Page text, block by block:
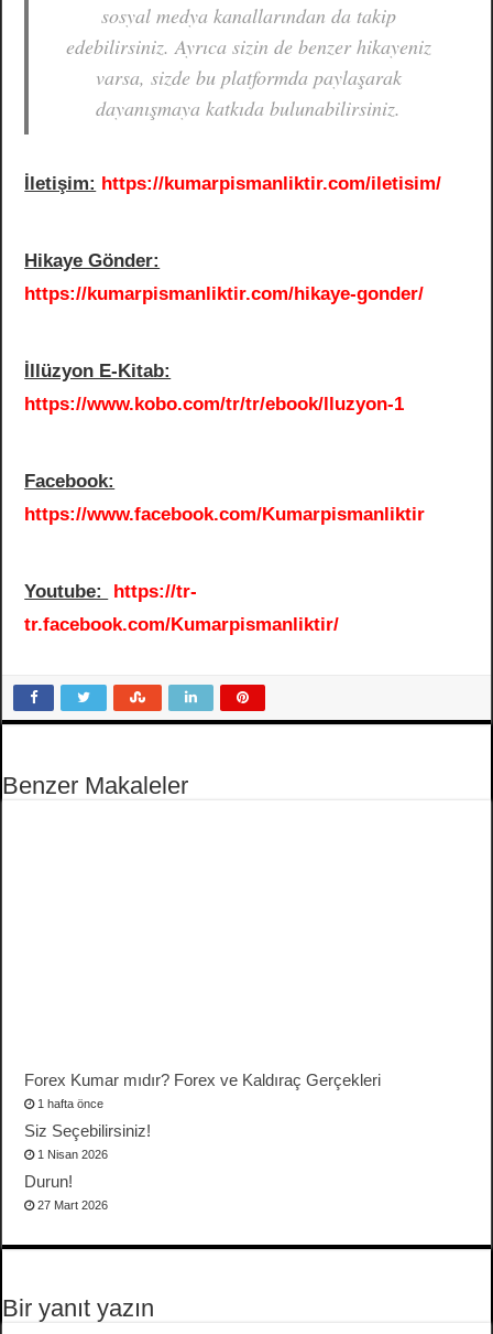
sosyal medya kanallarından da takip
edebilirsiniz. Ayrıca sizin de benzer hikayeniz
varsa, sizde bu platformda paylaşarak
dayanışmaya katkıda bulunabilirsiniz.
İletişim: https://kumarpismanliktir.com/iletisim/
Hikaye Gönder:
https://kumarpismanliktir.com/hikaye-gonder/
İllüzyon E-Kitab:
https://www.kobo.com/tr/tr/ebook/lluzyon-1
Facebook:
https://www.facebook.com/Kumarpismanliktir
Youtube:
https://tr-
tr.facebook.com/Kumarpismanliktir/
Benzer Makaleler
Forex Kumar mıdır? Forex ve Kaldıraç Gerçekleri
1 hafta önce
Siz Seçebilirsiniz!
1 Nisan 2026
Durun!
27 Mart 2026
Bir yanıt yazın